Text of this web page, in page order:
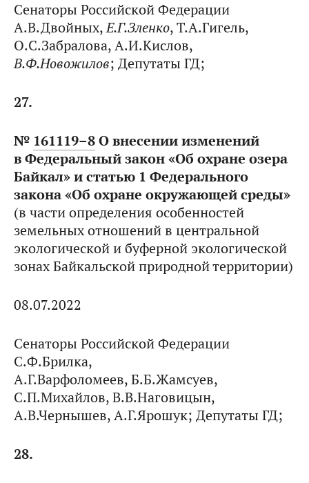
Сенаторы Российской Федерации
А.В.Двойных,Е.Г.Зленко, Т.А.Гигель,
О.С.Забралова, А.И.Кислов,
В.Ф.Новожилов; Депутаты ГД;
27.
№ 161119–8О внесении изменений
в Федеральный закон «Об охране озера
Байкал» и статью 1 Федерального
закона «Об охране окружающей среды»
(в части определения особенностей
земельных отношений в центральной
экологической и буферной экологической
зонах Байкальской природной территории)
08.07.2022
Сенаторы Российской Федерации
С.Ф.Брилка,
А.Г.Варфоломеев, Б.Б.Жамсуев,
С.П.Михайлов, В.В.Наговицын,
А.В.Чернышев, А.Г.Ярошук; Депутаты ГД;
28.